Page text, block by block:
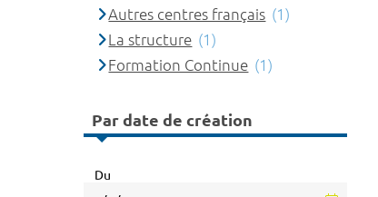
Autres centres français (1)
La structure (1)
Formation Continue (1)
Par date de création
Du